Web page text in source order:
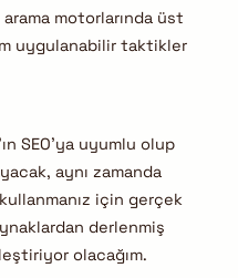
arama motorlarında üst
uygulanabilir taktikler
SEO’ya uyumlu olup
aynı zamanda
için gerçek
derlenmiş
olacağım.